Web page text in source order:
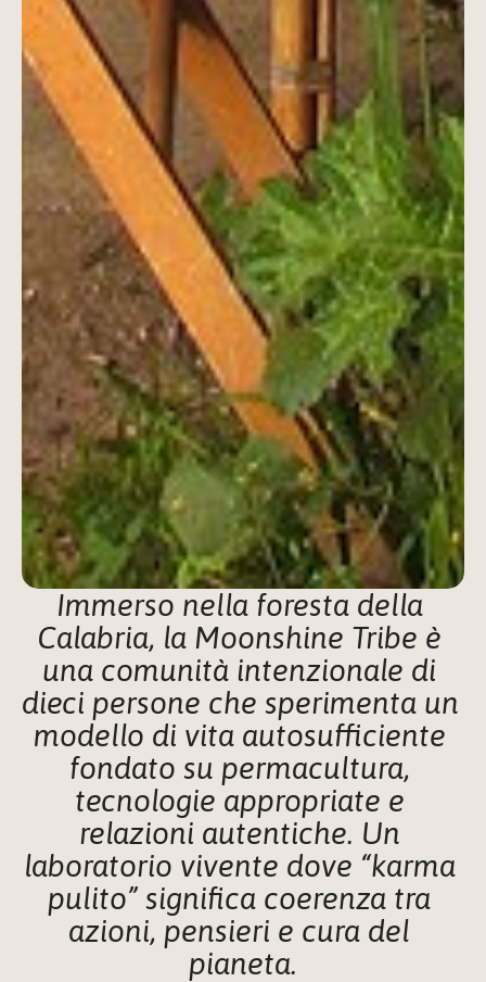
Immerso nella foresta della
Calabria, la Moonshine Tribe è
una comunità intenzionale di
dieci persone che sperimenta un
modello di vita autosufficiente
fondato su permacultura,
tecnologie appropriate e
relazioni autentiche. Un
laboratorio vivente dove “karma
pulito” significa coerenza tra
azioni, pensieri e cura del
pianeta.